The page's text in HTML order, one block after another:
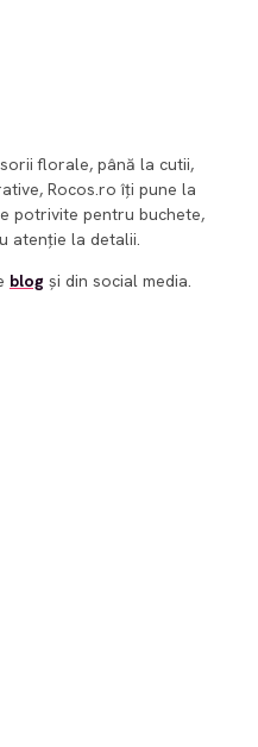
florale, până la cutii,
Rocos.ro îți pune la
potrivite pentru buchete,
atenție la detalii.
blog și din social media.